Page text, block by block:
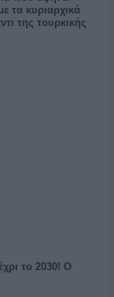
τα κυριαρχικά
της τουρκικής
το 2030! Ο